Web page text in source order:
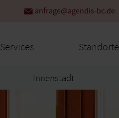
anfrage@agendis-bc.de
Services Standorte
Innenstadt